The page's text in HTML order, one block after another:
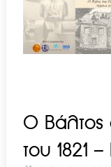
Ο Βάλτος
του 1821